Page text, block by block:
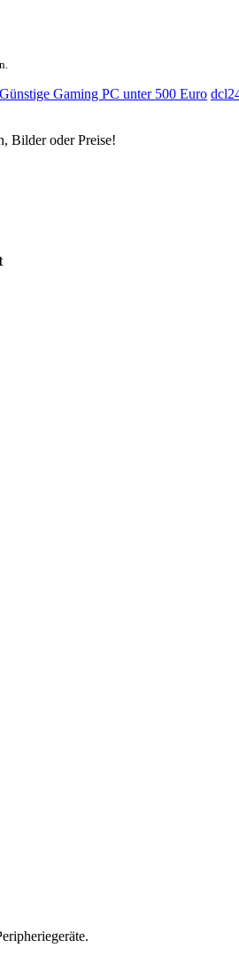
Günstige Gaming PC unter 500 Euro
Bilder oder Preise!